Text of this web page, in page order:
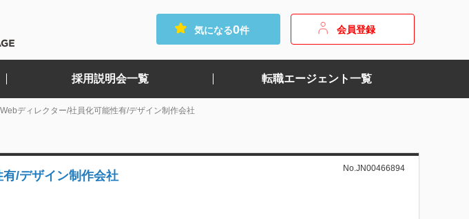
気になる0件 会員登録
採用説明会一覧 転職エージェント一覧
ディレクター/社員化可能性有/デザイン制作会社
/デザイン制作会社
No.JN00466894